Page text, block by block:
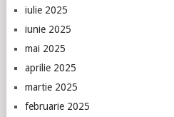
iulie 2025
iunie 2025
mai 2025
aprilie 2025
martie 2025
februarie 2025